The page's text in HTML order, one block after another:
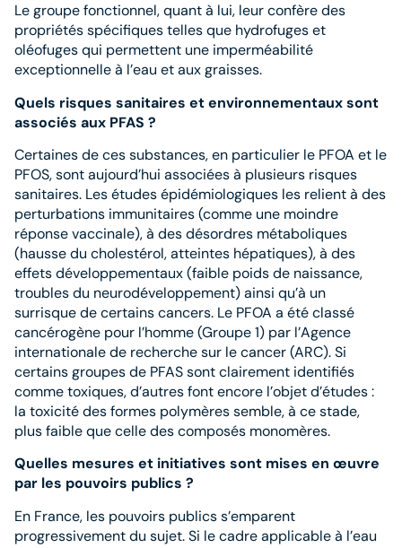
Le groupe fonctionnel, quant à lui, leur confère des
propriétés spécifiques telles que hydrofuges et
oléofuges qui permettent une imperméabilité
exceptionnelle à l’eau et aux graisses.
Quels risques sanitaires et environnementaux sont
associés aux PFAS ?
Certaines de ces substances, en particulier le PFOA et le
PFOS, sont aujourd’hui associées à plusieurs risques
sanitaires. Les études épidémiologiques les relient à des
perturbations immunitaires (comme une moindre
réponse vaccinale), à des désordres métaboliques
(hausse du cholestérol, atteintes hépatiques), à des
effets développementaux (faible poids de naissance,
troubles du neurodéveloppement) ainsi qu’à un
surrisque de certains cancers. Le PFOA a été classé
cancérogène pour l’homme (Groupe 1) par l’Agence
internationale de recherche sur le cancer (ARC). Si
certains groupes de PFAS sont clairement identifiés
comme toxiques, d’autres font encore l’objet d’études :
la toxicité des formes polymères semble, à ce stade,
plus faible que celle des composés monomères.
Quelles mesures et initiatives sont mises en œuvre
par les pouvoirs publics ?
En France, les pouvoirs publics s’emparent
progressivement du sujet. Si le cadre applicable à l’eau